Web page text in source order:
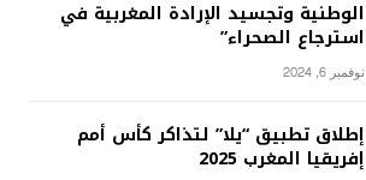
الوطنية وتجسيد الإرادة المغربية في
استرجاع الصحراء”
نوفمبر 6, 2024
إطلاق تطبيق “يلا” لتذاكر كأس أمم
إفريقيا المغرب 2025